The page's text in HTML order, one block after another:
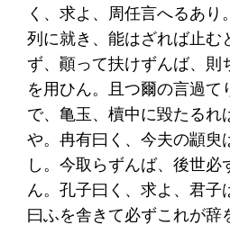
く、求よ、周任言へるあり
列に就き、能はざれば止む
ず、顚って扶けずんば、則
を用ひん。且つ爾の言過て
で、亀玉、櫝中に毀たるれ
や。冉有曰く、今夫の顓臾
し。今取らずんば、後世必
ん。孔子曰く、求よ、君子
曰ふを舎きて必ずこれが辞